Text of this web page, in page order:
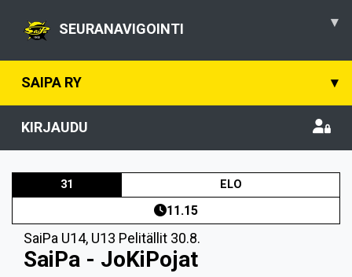
SEURANAVIGOINTI ▾
SAIPA RY ▾
KIRJAUDU
31 ELO
11.15
SaiPa U14, U13 Pelitällit 30.8.
SaiPa - JoKiPojat